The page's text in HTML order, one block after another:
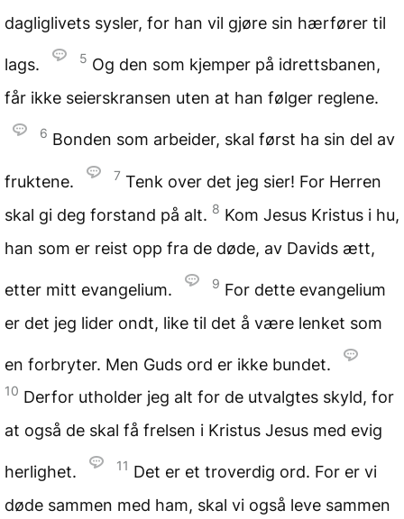
dagliglivets sysler, for han vil gjøre sin hærfører til
lags. 5 Og den som kjemper på idrettsbanen,
får ikke seierskransen uten at han følger reglene.
6 Bonden som arbeider, skal først ha sin del av
fruktene. 7 Tenk over det jeg sier! For Herren
skal gi deg forstand på alt. 8 Kom Jesus Kristus i hu,
han som er reist opp fra de døde, av Davids ætt,
etter mitt evangelium. 9 For dette evangelium
er det jeg lider ondt, like til det å være lenket som
en forbryter. Men Guds ord er ikke bundet.
10 Derfor utholder jeg alt for de utvalgtes skyld, for
at også de skal få frelsen i Kristus Jesus med evig
herlighet. 11 Det er et troverdig ord. For er vi
døde sammen med ham, skal vi også leve sammen